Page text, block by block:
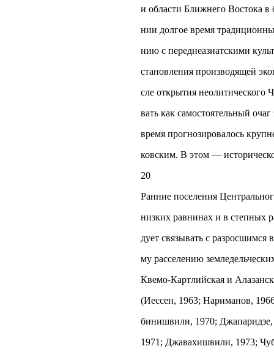
и области Ближнего Востока в
нии долгое время
нию с переднеазиатскими
становления производящей
сле открытия неолитического
вать как самостоятельный
время прогнозировалось
ковским. В этом —
20
Ранние поселения
низких равнинах и в степных
дует связывать с
му расселению
Квемо-Картлийская и
(Иессен, 1963; Нариманов,
бинишвили, 1970;
1971; Джавахишвили, 1973;